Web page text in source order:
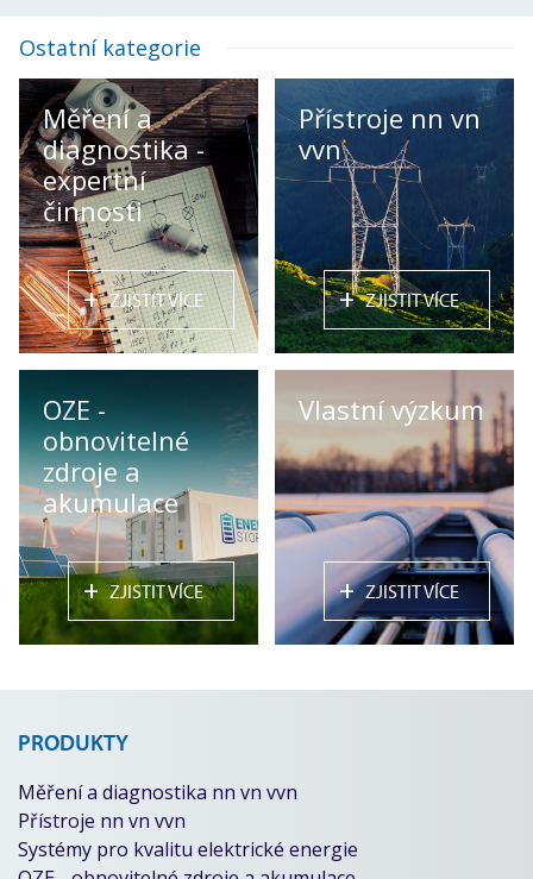
Ostatní kategorie
Měření a
diagnostika -
expertní
činnosti
+ ZJISTIT VÍCE
Přístroje nn vn
vvn
+ ZJISTIT VÍCE
OZE -
obnovitelné
zdroje a
akumulace
+ ZJISTIT VÍCE
Vlastní výzkum
+ ZJISTIT VÍCE
PRODUKTY
Měření a diagnostika nn vn vvn
Přístroje nn vn vvn
Systémy pro kvalitu elektrické energie